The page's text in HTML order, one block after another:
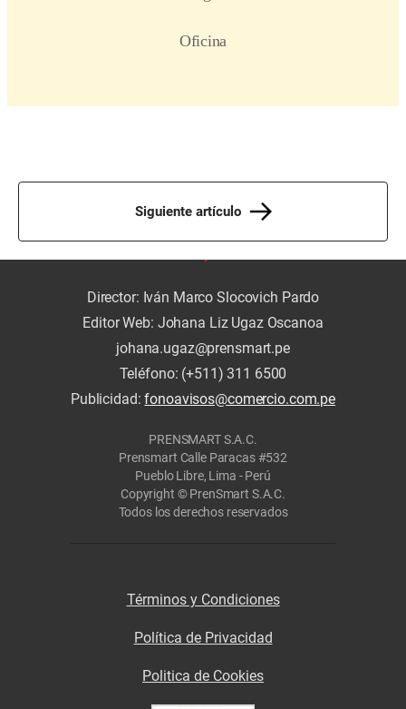
Siguiente artículo
Director: Iván Marco Slocovich Pardo
Editor Web: Johana Liz Ugaz Oscanoa
johana.ugaz@prensmart.pe
Teléfono: (+511) 311 6500
Publicidad:fonoavisos@comercio.com.pe
PRENSMART S.A.C.
Prensmart Calle Paracas #532
Pueblo Libre, Lima - Perú
Copyright © PrenSmart S.A.C.
Todos los derechos reservados
Términos y Condiciones
Política de Privacidad
Politica de Cookies